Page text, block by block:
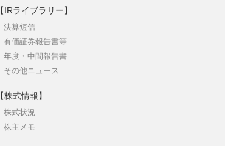
【IRライブラリー】
決算短信
有価証券報告書等
年度・中間報告書
その他ニュース
【株式情報】
株式状況
株主メモ